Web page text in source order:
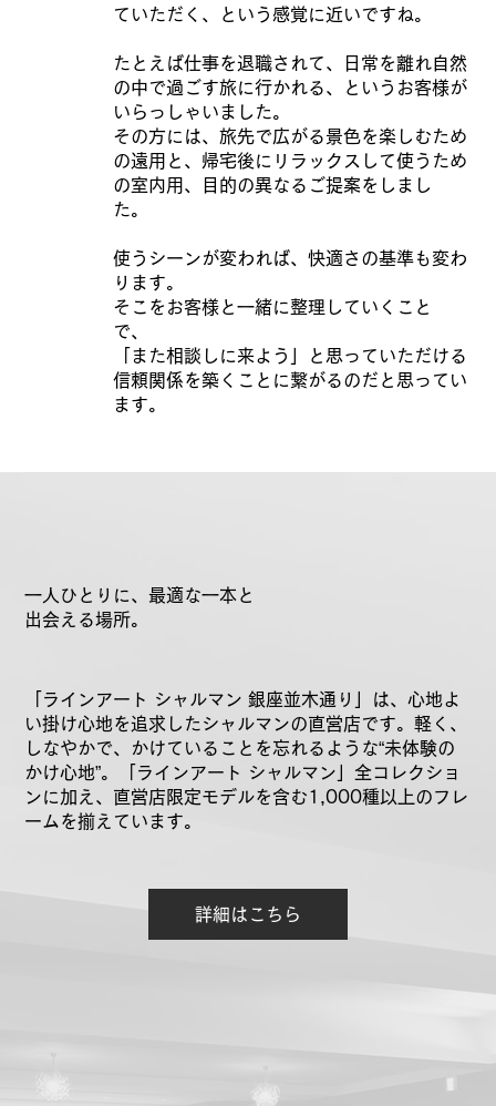
ていただく、という感覚に近いですね。
たとえば仕事を退職されて、日常を離れ自然
の中で過ごす旅に行かれる、というお客様が
いらっしゃいました。
その方には、旅先で広がる景色を楽しむため
の遠用と、帰宅後にリラックスして使うため
の室内用、目的の異なるご提案をしまし
た。
使うシーンが変われば、快適さの基準も変わ
ります。
そこをお客様と一緒に整理していくこと
で、
「また相談しに来よう」と思っていただける
信頼関係を築くことに繋がるのだと思ってい
ます。
詳細はこちら
一人ひとりに、最適な一本と
出会える場所。
「ラインアート シャルマン 銀座並木通り」は、心地よ
い掛け心地を追求したシャルマンの直営店です。軽く、
しなやかで、かけていることを忘れるような“未体験の
かけ心地”。「ラインアート シャルマン」全コレクショ
ンに加え、直営店限定モデルを含む1,000種以上のフレ
ームを揃えています。